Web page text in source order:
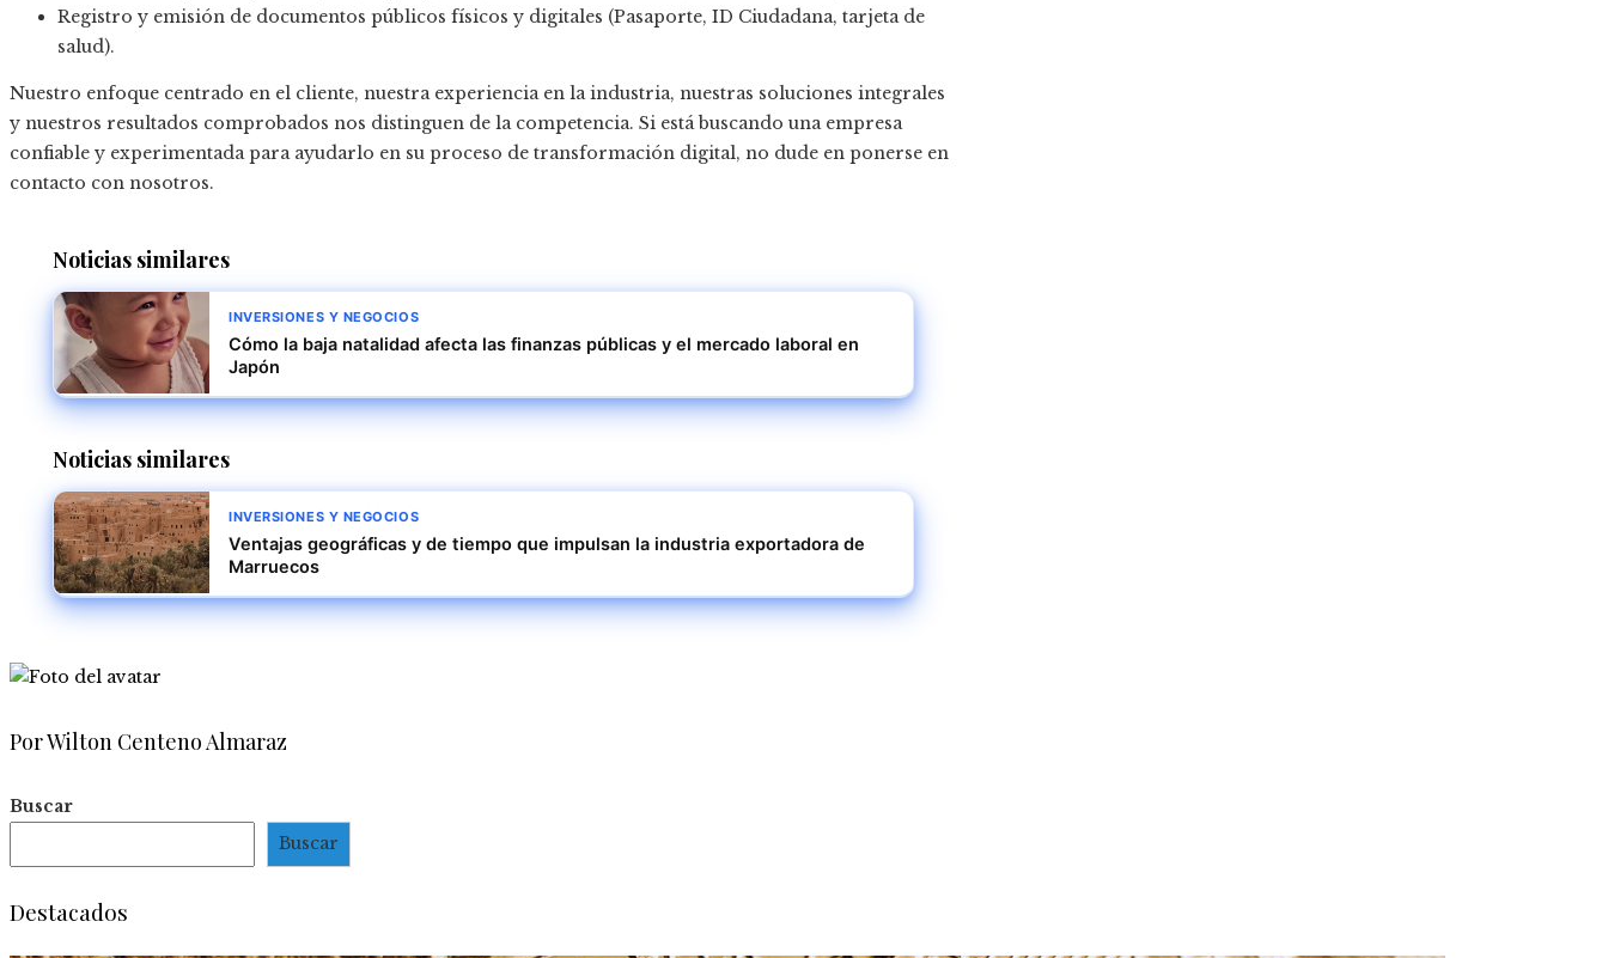
Registro y emisión de documentos públicos físicos y digitales (Pasaporte, ID Ciudadana, tarjeta de
salud).
Nuestro enfoque centrado en el cliente, nuestra experiencia en la industria, nuestras soluciones integrales
y nuestros resultados comprobados nos distinguen de la competencia. Si está buscando una empresa
confiable y experimentada para ayudarlo en su proceso de transformación digital, no dude en ponerse en
contacto con nosotros.
Noticias similares
INVERSIONES Y NEGOCIOS
Cómo la baja natalidad afecta las finanzas públicas y el mercado laboral en
Japón
Noticias similares
INVERSIONES Y NEGOCIOS
Ventajas geográficas y de tiempo que impulsan la industria exportadora de
Marruecos
Por Wilton Centeno Almaraz
Buscar
Buscar
Destacados